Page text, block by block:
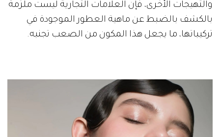
والتهيجات الأخرى، فإن العلامات التجارية ليست ملزمة
بالكشف بالضبط عن ماهية العطور الموجودة في
تركيباتها، ما يجعل هذا المكون من الصعب تجنبه.